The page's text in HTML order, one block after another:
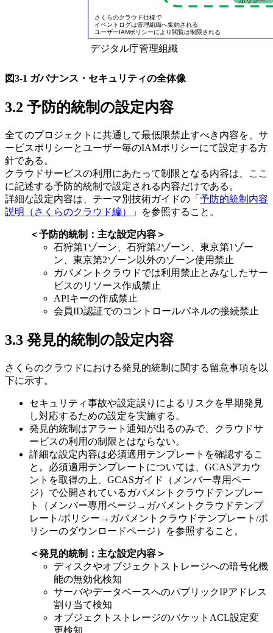
図3-1 ガバナンス・セキュリティの全体像
3.2 予防的統制の設定内容
全てのプロジェクトに共通して最低限禁止すべき内容を、サ
ービスポリシーとユーザー毎のIAMポリシーにて設定する方
針である。
クラウドサービスの利用にあたって制限となる内容は、ここ
に記述する予防的統制で設定される内容だけである。
詳細な設定内容は、テーマ別技術ガイドの「 予防的統制内容
説明（さくらのクラウド編）
」を参照すること。
＜予防的統制：主な設定内容＞
石狩第1ゾーン、石狩第2ゾーン、東京第1ゾー
ン、東京第2ゾーン以外のゾーン使用禁止
ガバメントクラウドでは利用禁止とみなしたサー
ビスのリソース作成禁止
APIキーの作成禁止
会員ID認証でのコントロールパネルの接続禁止
3.3 発見的統制の設定内容
さくらのクラウドにおける発見的統制に関する留意事項を以
下に示す。
セキュリティ事故や設定誤りによるリスクを早期発見
し対応するための設定を実施する。
発見的統制はアラート通知が出るのみで、クラウドサ
ービスの利用の制限とはならない。
詳細な設定内容は必須適用テンプレートを確認するこ
と。必須適用テンプレートについては、GCASアカウ
ントを取得の上、GCASガイド（メンバー専用ペー
ジ）で公開されているガバメントクラウドテンプレー
ト（メンバー専用ページ→ガバメントクラウドテンプ
レート/ポリシー→ガバメントクラウドテンプレート/ポ
リシーのダウンロードページ）を参照すること。
＜発見的統制：主な設定内容＞
ディスクやオブジェクトストレージへの暗号化機
能の無効化検知
サーバやデータベースへのパブリックIPアドレス
割り当て検知
オブジェクトストレージのバケットACL設定変
更検知